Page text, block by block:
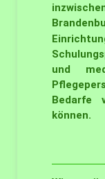
und
Bedarfe
können.